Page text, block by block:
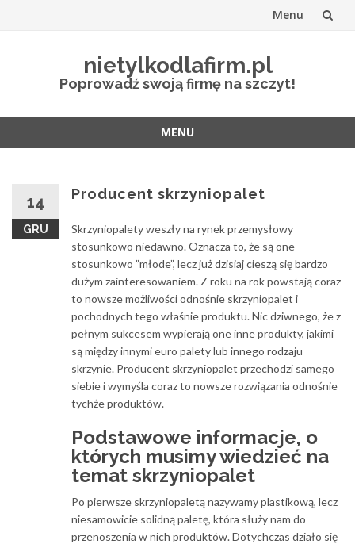
Menu
nietylkodlafirm.pl
Poprowadź swoją firmę na szczyt!
MENU
14
GRU
Producent skrzyniopalet
Skrzyniopalety weszły na rynek przemysłowy
stosunkowo niedawno. Oznacza to, że są one
stosunkowo ”młode”, lecz już dzisiaj cieszą się bardzo
dużym zainteresowaniem. Z roku na rok powstają coraz
to nowsze możliwości odnośnie skrzyniopalet i
pochodnych tego właśnie produktu. Nic dziwnego, że z
pełnym sukcesem wypierają one inne produkty, jakimi
są między innymi euro palety lub innego rodzaju
skrzynie. Producent skrzyniopalet przechodzi samego
siebie i wymyśla coraz to nowsze rozwiązania odnośnie
tychże produktów.
Podstawowe informacje, o
których musimy wiedzieć na
temat skrzyniopalet
Po pierwsze skrzyniopaletą nazywamy plastikową, lecz
niesamowicie solidną paletę, która służy nam do
przenoszenia w nich produktów. Dotychczas działo się